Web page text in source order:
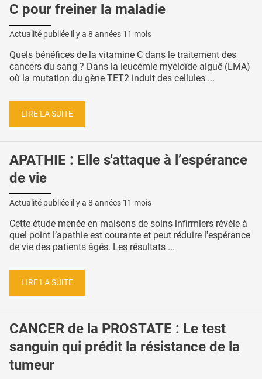
C pour freiner la maladie
Actualité publiée il y a 8 années 11 mois
Quels bénéfices de la vitamine C dans le traitement des
cancers du sang ? Dans la leucémie myéloïde aiguë (LMA)
où la mutation du gène TET2 induit des cellules ...
LIRE LA SUITE
APATHIE : Elle s'attaque à l’espérance
de vie
Actualité publiée il y a 8 années 11 mois
Cette étude menée en maisons de soins infirmiers révèle à
quel point l’apathie est courante et peut réduire l'espérance
de vie des patients âgés. Les résultats ...
LIRE LA SUITE
CANCER de la PROSTATE : Le test
sanguin qui prédit la résistance de la
tumeur